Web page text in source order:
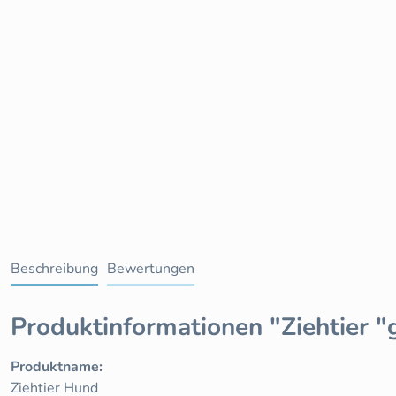
Beschreibung Bewertungen
Produktinformationen "Ziehtier
Produktname:
Ziehtier Hund